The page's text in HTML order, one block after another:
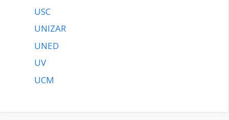
USC
UNIZAR
UNED
UV
UCM